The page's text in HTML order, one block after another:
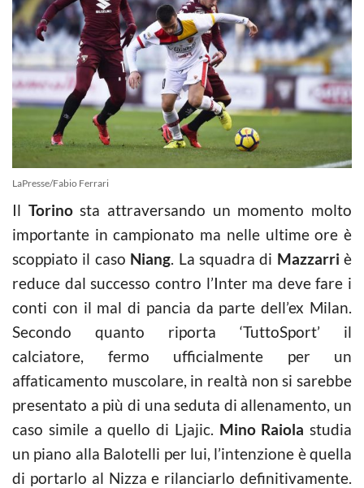
LaPresse/Fabio Ferrari
Il Torinosta attraversando un momento molto
importante in campionato ma nelle ultime ore è
scoppiato il caso Niang. La squadra di Mazzarri è
reduce dal successo contro l’Inter ma deve fare i
conti con il mal di pancia da parte dell’ex Milan.
Secondo quanto riporta ‘TuttoSport’ il
calciatore, fermo ufficialmente per un
affaticamento muscolare, in realtà non si sarebbe
presentato a più di una seduta di allenamento, un
caso simile a quello di Ljajic. Mino Raiola studia
un piano alla Balotelli per lui, l’intenzione è quella
di portarlo al Nizza e rilanciarlo definitivamente.